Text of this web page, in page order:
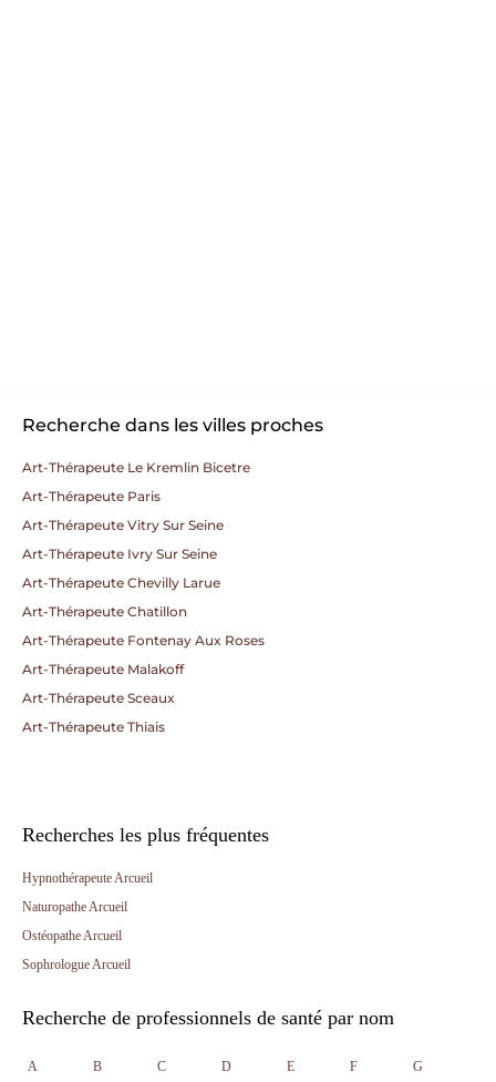
Recherche dans les villes proches
Art-Thérapeute Le Kremlin Bicetre
Art-Thérapeute Paris
Art-Thérapeute Vitry Sur Seine
Art-Thérapeute Ivry Sur Seine
Art-Thérapeute Chevilly Larue
Art-Thérapeute Chatillon
Art-Thérapeute Fontenay Aux Roses
Art-Thérapeute Malakoff
Art-Thérapeute Sceaux
Art-Thérapeute Thiais
Recherches les plus fréquentes
Hypnothérapeute Arcueil
Naturopathe Arcueil
Ostéopathe Arcueil
Sophrologue Arcueil
Recherche de professionnels de santé par nom
A B C D E F G